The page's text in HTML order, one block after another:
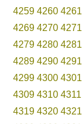
4259 4260 4261
4269 4270 4271
4279 4280 4281
4289 4290 4291
4299 4300 4301
4309 4310 4311
4319 4320 4321